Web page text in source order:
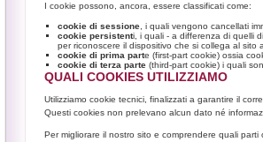
I cookie possono, ancora, essere classificati come:
cookie di sessione , i quali vengono cancellati
cookie persistenti, i quali - a differenza di quelli
per riconoscere il dispositivo che si collega al
cookie di prima parte (first-part cookie) ossia
cookie di terza parte (third-part cookie) i quali
QUALI COOKIES UTILIZZIAMO
Utilizziamo cookie tecnici, finalizzati a garantire il
Questi cookies non prelevano alcun dato né
Per migliorare il nostro sito e comprendere quali